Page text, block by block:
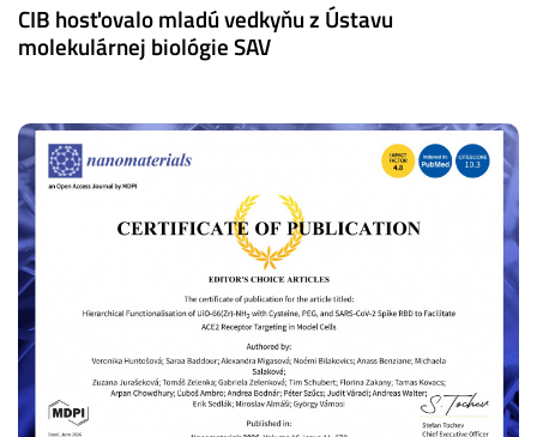
CIB hosťovalo mladú vedkyňu z Ústavu
molekulárnej biológie SAV